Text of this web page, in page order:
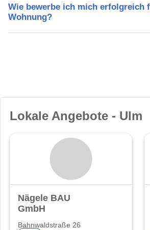
Wie bewerbe ich mich erfolgreich
Wohnung?
Lokale Angebote - Ulm
Nägele BAU
GmbH
Bahnwaldstraße 26